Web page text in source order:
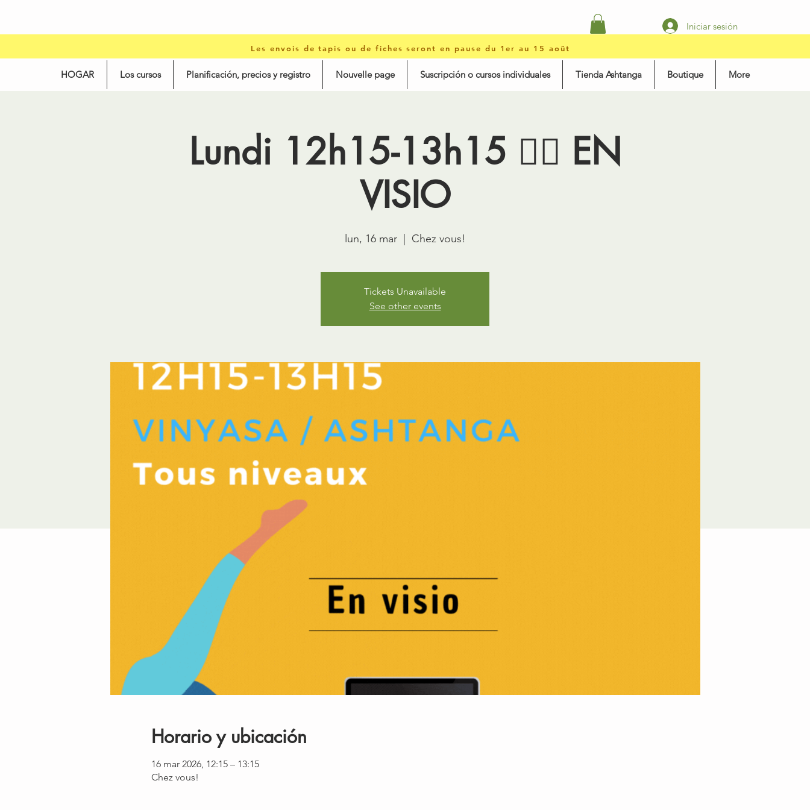
Iniciar sesión
Les envois de tapis ou de fiches seront en pause du 1er au 15 août
HOGAR Los cursos Planificación, precios y registro Nouvelle page Suscripción o cursos individuales Tienda Ashtanga Boutique More
Lundi 12h15-13h15 🤸‍♀️ EN
VISIO
lun, 16 mar
  |
Chez vous!
Tickets Unavailable
See other events
Horario y ubicación
16 mar 2026, 12:15 – 13:15
Chez vous!